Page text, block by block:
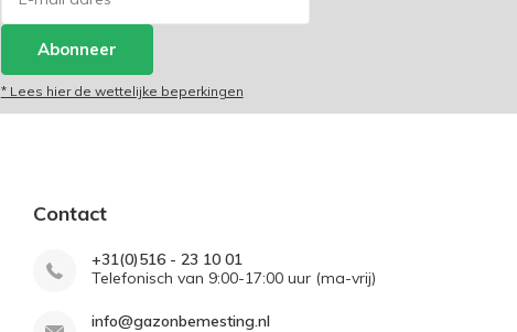
Abonneer
* Lees hier de wettelijke beperkingen
Contact
+31(0)516 - 23 10 01
Telefonisch van 9:00-17:00 uur (ma-vrij)
info@gazonbemesting.nl